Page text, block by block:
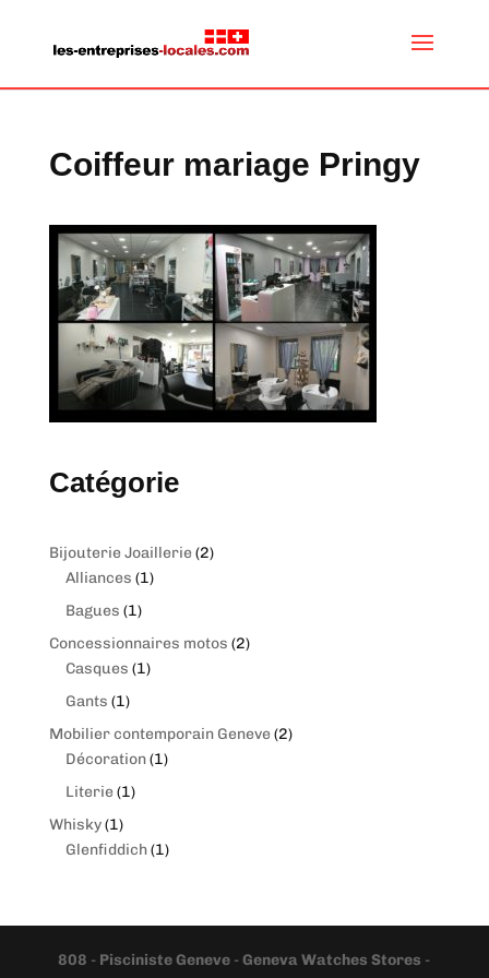
Coiffeur mariage Pringy
Catégorie
Bijouterie Joaillerie 22
Alliances 11
Bagues 11
produit
Concessionnaires motos 22
Casques 11
Gants 11
produit
Mobilier contemporain Geneve 22
Décoration 11
Literie 11
Whisky 11
produit
Glenfiddich 11
808 - Pisciniste Geneve -Geneva Watches Stores -